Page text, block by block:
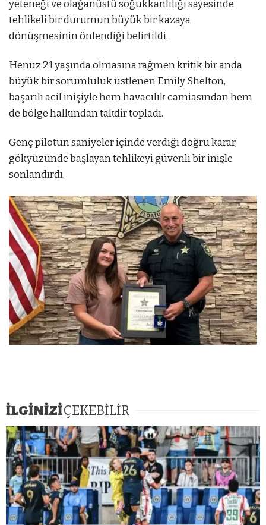
yeteneği ve olağanüstü soğukkanlılığı sayesinde
tehlikeli bir durumun büyük bir kazaya
dönüşmesinin önlendiği belirtildi.
Henüz 21 yaşında olmasına rağmen kritik bir anda
büyük bir sorumluluk üstlenen Emily Shelton,
başarılı acil inişiyle hem havacılık camiasından hem
de bölge halkından takdir topladı.
Genç pilotun saniyeler içinde verdiği doğru karar,
gökyüzünde başlayan tehlikeyi güvenli bir inişle
sonlandırdı.
İLGİNİZİÇEKEBİLİR